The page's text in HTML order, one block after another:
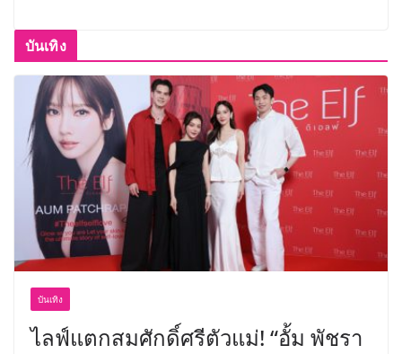
บันเทิง
บันเทิง
ไลฟ์แตกสมศักดิ์ศรีตัวแม่! “อั้ม พัชรา